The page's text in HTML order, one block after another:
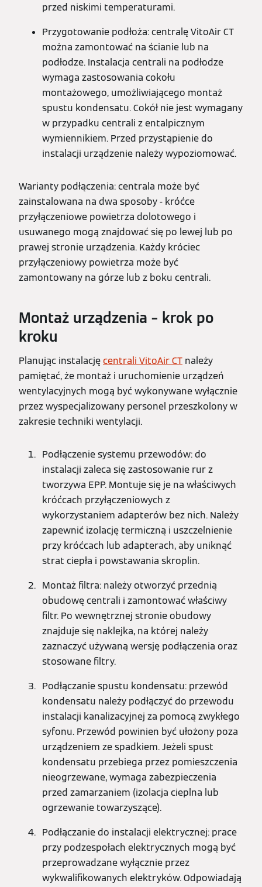
przed niskimi temperaturami.
Przygotowanie podłoża: centralę VitoAir CT
można zamontować na ścianie lub na
podłodze. Instalacja centrali na podłodze
wymaga zastosowania cokołu
montażowego, umożliwiającego montaż
spustu kondensatu. Cokół nie jest wymagany
w przypadku centrali z entalpicznym
wymiennikiem. Przed przystąpienie do
instalacji urządzenie należy wypoziomować.
Warianty podłączenia: centrala może być
zainstalowana na dwa sposoby - króćce
przyłączeniowe powietrza dolotowego i
usuwanego mogą znajdować się po lewej lub po
prawej stronie urządzenia. Każdy króciec
przyłączeniowy powietrza może być
zamontowany na górze lub z boku centrali.
Montaż urządzenia – krok po
kroku
Planując instalacjęcentrali VitoAir CT należy
pamiętać, że montaż i uruchomienie urządzeń
wentylacyjnych mogą być wykonywane wyłącznie
przez wyspecjalizowany personel przeszkolony w
zakresie techniki wentylacji.
Podłączenie systemu przewodów: do
instalacji zaleca się zastosowanie rur z
tworzywa EPP. Montuje się je na właściwych
króćcach przyłączeniowych z
wykorzystaniem adapterów bez nich. Należy
zapewnić izolację termiczną i uszczelnienie
przy króćcach lub adapterach, aby uniknąć
strat ciepła i powstawania skroplin.
Montaż filtra: należy otworzyć przednią
obudowę centrali i zamontować właściwy
filtr. Po wewnętrznej stronie obudowy
znajduje się naklejka, na której należy
zaznaczyć używaną wersję podłączenia oraz
stosowane filtry.
Podłączanie spustu kondensatu: przewód
kondensatu należy podłączyć do przewodu
instalacji kanalizacyjnej za pomocą zwykłego
syfonu. Przewód powinien być ułożony poza
urządzeniem ze spadkiem. Jeżeli spust
kondensatu przebiega przez pomieszczenia
nieogrzewane, wymaga zabezpieczenia
przed zamarzaniem (izolacja cieplna lub
ogrzewanie towarzyszące).
Podłączanie do instalacji elektrycznej: prace
przy podzespołach elektrycznych mogą być
przeprowadzane wyłącznie przez
wykwalifikowanych elektryków. Odpowiadają